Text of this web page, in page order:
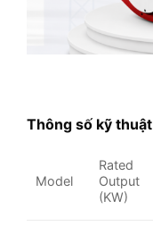
Thông số kỹ thuật
Model
Rated
Output
(KW)